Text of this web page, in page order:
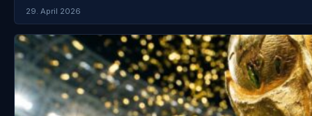
29. April 2026